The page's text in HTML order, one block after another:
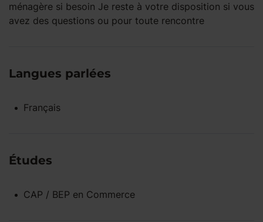
ménagère si besoin Je reste à votre disposition si vous
avez des questions ou pour toute rencontre
Langues parlées
Français
Études
CAP / BEP en Commerce